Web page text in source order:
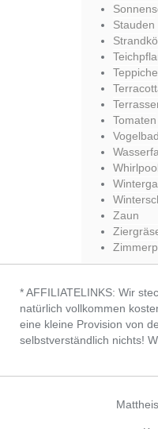
Stauden
Tomaten
Whirlpool
Zaun
* AFFILIATELINKS: Wir
natürlich vollkommen
eine kleine Provision von
selbstverständlich nichts!